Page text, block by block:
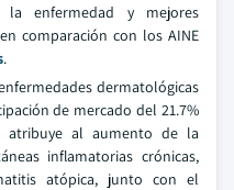
la enfermedad y mejores
comparación con los AINE
.
dermatológicas
de mercado del 21.7%
atribuye al aumento de la
inflamatorias crónicas,
atópica, junto con el